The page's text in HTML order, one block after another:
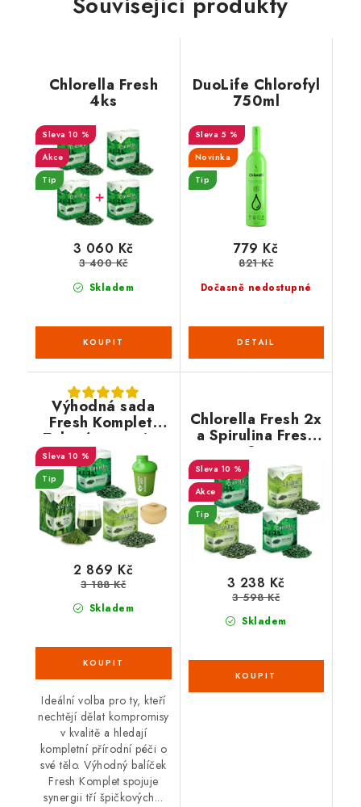
Chlorella Fresh
4ks
10 %
Akce
Tip
Skladem
3 060 Kč
3 400 Kč
DuoLife Chlorofyl
750ml
5 %
Novinka
Tip
Dočasně nedostupné
779 Kč
821 Kč
Výhodná sada
Fresh Komplet:
Zelené potraviny
pro vaši vitalitu
10 %
Tip
Skladem
2 869 Kč
3 188 Kč
Ideální volba pro ty, kteří
nechtějí dělat kompromisy
v kvalitě a hledají
kompletní přírodní péči o
své tělo. Výhodný balíček
Fresh Komplet spojuje
synergii tří špičkových...
Chlorella Fresh 2x
a Spirulina Fresh
2x
10 %
Akce
Tip
Skladem
3 238 Kč
3 598 Kč